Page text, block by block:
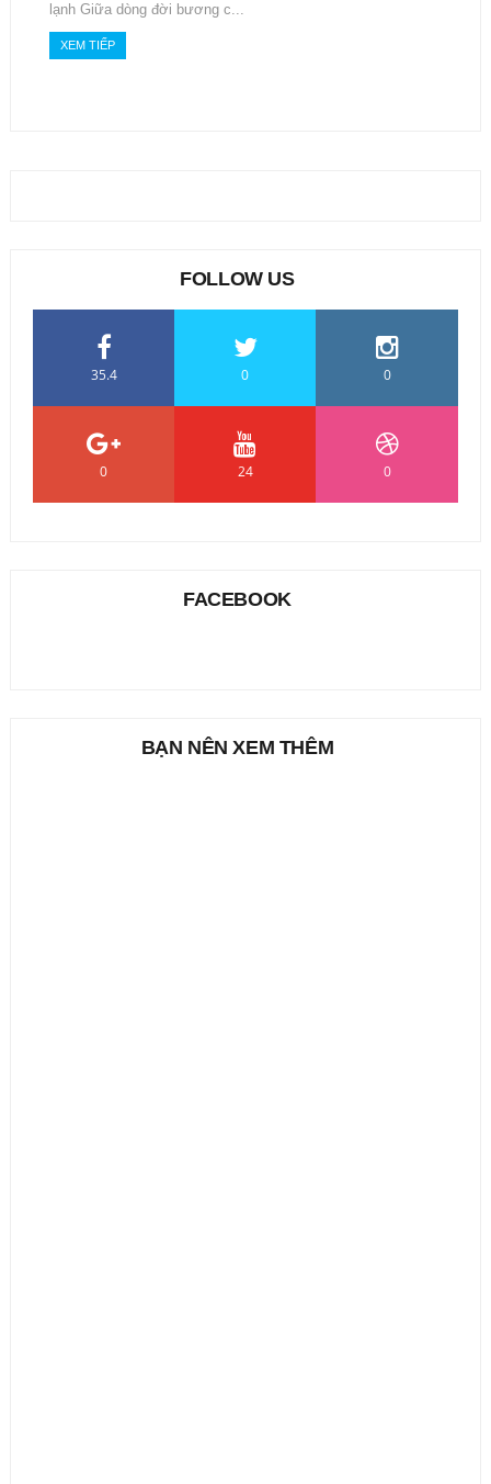
lạnh Giữa dòng đời bương c...
XEM TIẾP
FOLLOW US
35.4 0 0
0 24 0
FACEBOOK
BẠN NÊN XEM THÊM